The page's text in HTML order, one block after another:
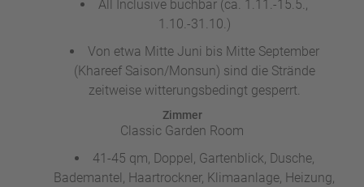
All Inclusive buchbar (ca. 1.11.-15.5.,
1.10.-31.10.)
Von etwa Mitte Juni bis Mitte September
(Khareef Saison/Monsun) sind die Strände
zeitweise witterungsbedingt gesperrt.
Zimmer
Classic Garden Room
41-45 qm, Doppel, Gartenblick, Dusche,
Bademantel, Haartrockner, Klimaanlage, Heizung,